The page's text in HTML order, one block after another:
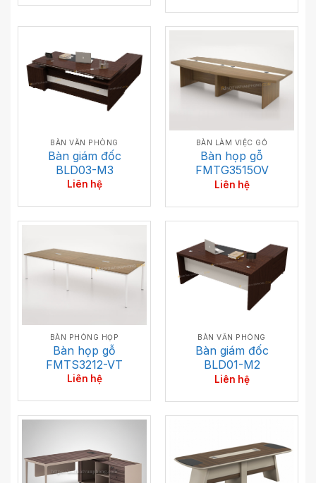
BÀN VĂN PHÒNG
Bàn giám đốc
BLD03-M3
Liên hệ
BÀN LÀM VIỆC GỖ
Bàn họp gỗ
FMTG3515OV
Liên hệ
BÀN PHÒNG HỌP
Bàn họp gỗ
FMTS3212-VT
Liên hệ
BÀN VĂN PHÒNG
Bàn giám đốc
BLD01-M2
Liên hệ